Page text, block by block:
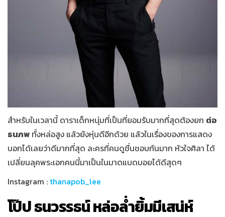
สำหรับในเวลานี้ ดาราเด็กหนุ่มที่เป็นที่ยอมรับมากที่สุดต้องยก ต่อ
ธนภพ ทั้งหล่อสูง แล้วยังหุ่นดีอีกด้วย แล้วในเรื่องของการแสดง
บอกได้เลยว่าดีมากที่สุด ละครที่คนดูชื่นชอบกันมาก หัวใจศิลา ได้
เปลี่ยนลุคพระเอกคนนี้มาเป็นในมาดแบดบอยได้ดีสุดๆ
Instagram : thanapob_lee
โป๊ป ธนวรรธน์ หล่อล่ำยิ้มมีเสน่ห์